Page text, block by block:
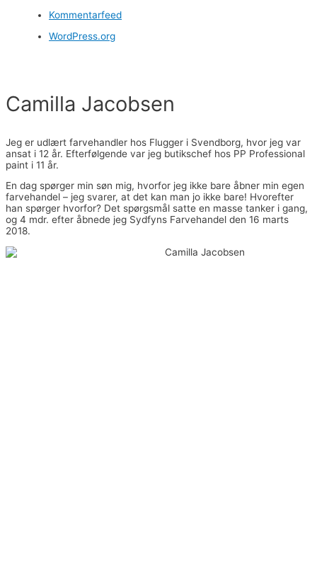
Kommentarfeed
WordPress.org
Camilla Jacobsen
Jeg er udlært farvehandler hos Flugger i Svendborg, hvor jeg var
ansat i 12 år. Efterfølgende var jeg butikschef hos PP Professional
paint i 11 år.
En dag spørger min søn mig, hvorfor jeg ikke bare åbner min egen
farvehandel – jeg svarer, at det kan man jo ikke bare! Hvorefter
han spørger hvorfor? Det spørgsmål satte en masse tanker i gang,
og 4 mdr. efter åbnede jeg Sydfyns Farvehandel den 16 marts
2018.